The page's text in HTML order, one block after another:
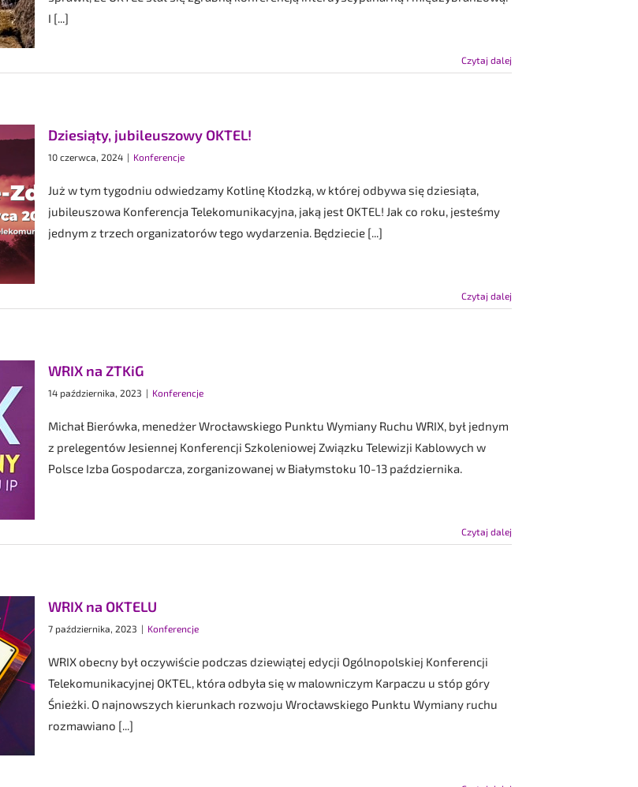
I [...]
Czytaj dalej
Dziesiąty, jubileuszowy OKTEL!
10 czerwca, 2024 | Konferencje
Już w tym tygodniu odwiedzamy Kotlinę Kłodzką, w której odbywa się dziesiąta,
jubileuszowa Konferencja Telekomunikacyjna, jaką jest OKTEL! Jak co roku, jesteśmy
jednym z trzech organizatorów tego wydarzenia. Będziecie [...]
Czytaj dalej
WRIX na ZTKiG
14 października, 2023 | Konferencje
Michał Bierówka, menedżer Wrocławskiego Punktu Wymiany Ruchu WRIX, był jednym
z prelegentów Jesiennej Konferencji Szkoleniowej Związku Telewizji Kablowych w
Polsce Izba Gospodarcza, zorganizowanej w Białymstoku 10-13 października.
Czytaj dalej
WRIX na OKTELU
7 października, 2023 | Konferencje
WRIX obecny był oczywiście podczas dziewiątej edycji Ogólnopolskiej Konferencji
Telekomunikacyjnej OKTEL, która odbyła się w malowniczym Karpaczu u stóp góry
Śnieżki. O najnowszych kierunkach rozwoju Wrocławskiego Punktu Wymiany ruchu
rozmawiano [...]